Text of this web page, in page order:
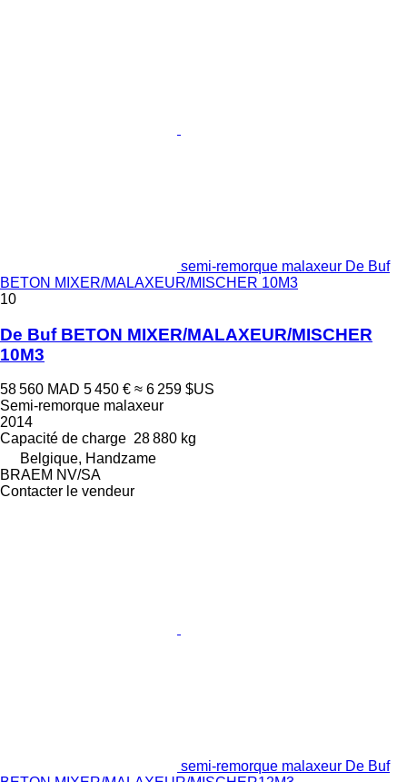
semi-remorque malaxeur De Buf
BETON MIXER/MALAXEUR/MISCHER 10M3
10
De Buf BETON MIXER/MALAXEUR/MISCHER
10M3
58 560 MAD 5 450 € ≈ 6 259 $US
Semi-remorque malaxeur
2014
Capacité de charge 28 880 kg
Belgique, Handzame
BRAEM NV/SA
Contacter le vendeur
semi-remorque malaxeur De Buf